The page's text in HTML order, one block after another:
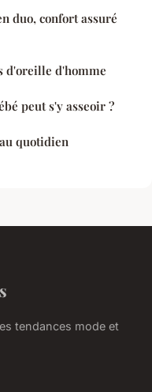
duo, confort assuré
d'oreille d'homme
peut s'y asseoir ?
quotidien
tendances mode et